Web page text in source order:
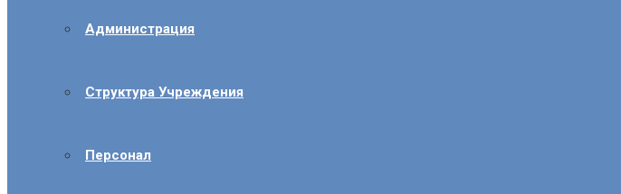
Администрация
Структура Учреждения
Персонал